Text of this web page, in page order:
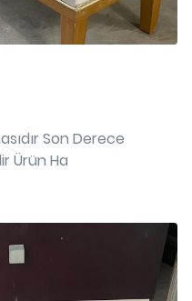
Son Derece
Ürün Ha